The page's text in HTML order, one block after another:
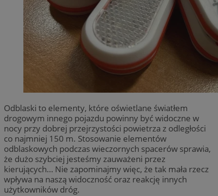
Odblaski to elementy, które oświetlane światłem
drogowym innego pojazdu powinny być widoczne w
nocy przy dobrej przejrzystości powietrza z odległości
co najmniej 150 m. Stosowanie elementów
odblaskowych podczas wieczornych spacerów sprawia,
że dużo szybciej jesteśmy zauważeni przez
kierujących… Nie zapominajmy więc, że tak mała rzecz
wpływa na naszą widoczność oraz reakcję innych
użytkowników dróg.